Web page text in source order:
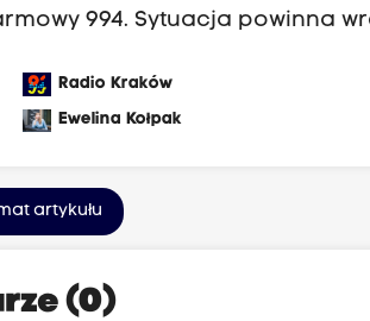
994. Sytuacja powinna
Radio Kraków
Ewelina Kołpak
artykułu
(0)